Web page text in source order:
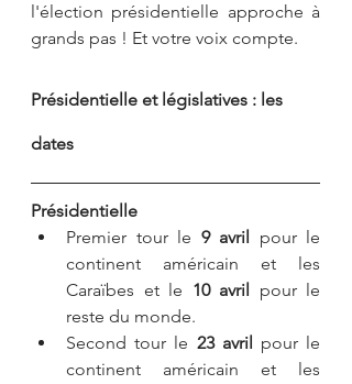
l'élection présidentielle approche à
grands pas ! Et votre voix compte.
Présidentielle et législatives : les
dates
Présidentielle
Premier tour le 9 avril
pour le
continent américain et les
Caraïbes et le 10 avril
pour le
reste du monde.
Second tour le 23 avril
pour le
continent américain et les